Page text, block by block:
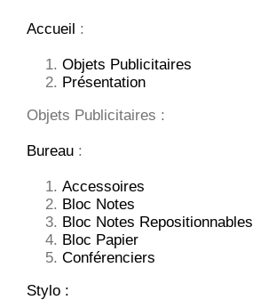
Accueil :
Objets Publicitaires
Présentation
Objets Publicitaires :
Bureau :
Accessoires
Bloc Notes
Bloc Notes Repositionnables
Bloc Papier
Conférenciers
Stylo :